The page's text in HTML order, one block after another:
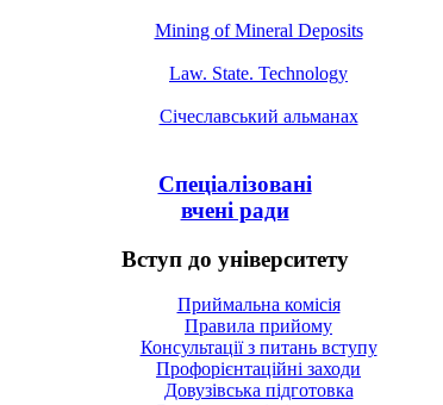
Mining of Mineral Deposits
Law. State. Technology
Січеславський альманах
Спеціалізовані
вчені ради
Вступ до університету
Приймальна комісія
Правила прийому
Консультації з питань вступу
Профорієнтаційні заходи
Довузівська підготовка